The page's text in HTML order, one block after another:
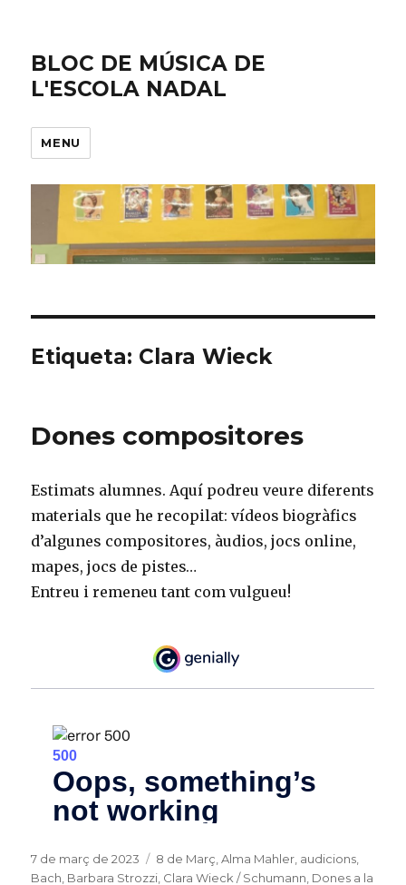
BLOC DE MÚSICA DE
L'ESCOLA NADAL
MENU
Etiqueta: Clara Wieck
Dones compositores
Estimats alumnes. Aquí podreu veure diferents
materials que he recopilat: vídeos biogràfics
d’algunes compositores, àudios, jocs online,
mapes, jocs de pistes…
Entreu i remeneu tant com vulgueu!
Posted
on
7 de març de 2023 Categories
8 de Març ,Alma Mahler audicions
Bach Barbara Strozzi Clara Wieck / Schumann Dones a la